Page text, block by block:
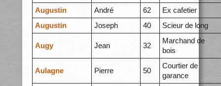
Augustin
André 62
Ex cafetier
Augustin
Joseph 40 Scieur de long
Augy Jean 32
Marchand de
bois
Aulagne Pierre 50
Courtier de
garance